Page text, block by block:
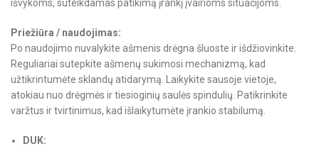
išvykoms, suteikdamas patikimą įrankį įvairioms situacijoms.
Priežiūra / naudojimas:
Po naudojimo nuvalykite ašmenis drėgna šluoste ir išdžiovinkite.
Reguliariai sutepkite ašmenų sukimosi mechanizmą, kad
užtikrintumėte sklandų atidarymą. Laikykite sausoje vietoje,
atokiau nuo drėgmės ir tiesioginių saulės spindulių. Patikrinkite
varžtus ir tvirtinimus, kad išlaikytumėte įrankio stabilumą.
DUK: